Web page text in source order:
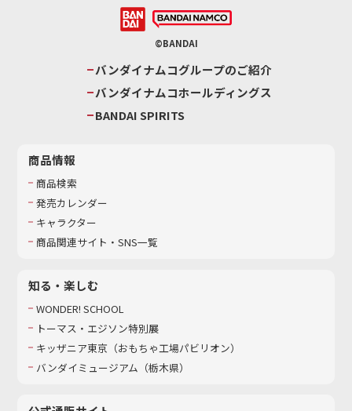
©BANDAI
バンダイナムコグループのご紹介
バンダイナムコホールディングス
BANDAI SPIRITS
商品情報
商品検索
発売カレンダー
キャラクター
商品関連サイト・SNS一覧
知る・楽しむ
WONDER! SCHOOL
トーマス・エジソン特別展
キッザニア東京（おもちゃ工場パビリオン）​
バンダイミュージアム（栃木県）